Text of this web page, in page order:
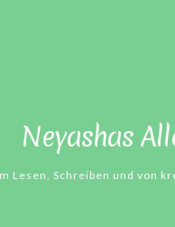
Neyashas
Lesen, Schreiben und von